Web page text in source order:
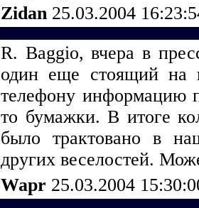
Zidan 25.03.2004
R. Baggio, вчера в
один еще стоящий на
телефону информацию
то бумажки. В итоге
было трактовано в
других веселостей.
Wapr 25.03.2004